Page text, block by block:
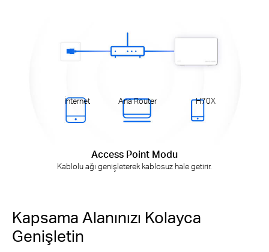
İnternet Ana Router H70X
Access Point Modu
Kablolu ağı genişleterek kablosuz hale getirir.
Kapsama Alanınızı Kolayca
Genişletin